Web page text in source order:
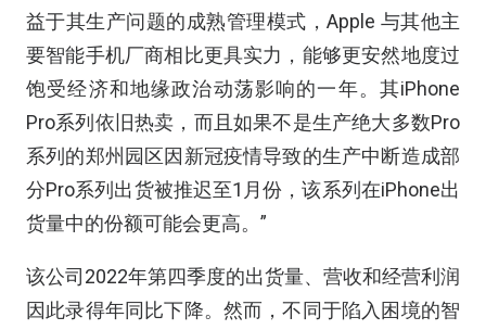
益于其生产问题的成熟管理模式，Apple 与其他主
要智能手机厂商相比更具实力，能够更安然地度过
饱受经济和地缘政治动荡影响的一年。其iPhone
Pro系列依旧热卖，而且如果不是生产绝大多数Pro
系列的郑州园区因新冠疫情导致的生产中断造成部
分Pro系列出货被推迟至1月份，该系列在iPhone出
货量中的份额可能会更高。”
该公司2022年第四季度的出货量、营收和经营利润
因此录得年同比下降。然而，不同于陷入困境的智